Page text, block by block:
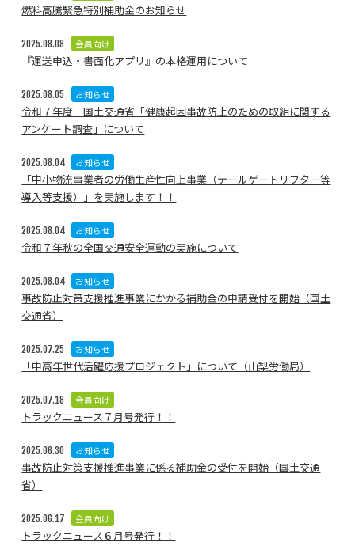
燃料高騰緊急特別補助金のお知らせ
2025.08.08 会員向け
『運送申込・書面化アプリ』の本格運用について
2025.08.05 お知らせ
令和７年度 国土交通省「健康起因事故防止のための取組に関する
アンケート調査」について
2025.08.04 お知らせ
「中小物流事業者の労働生産性向上事業（テールゲートリフター等
導入等支援）」を実施します！！
2025.08.04 お知らせ
令和７年秋の全国交通安全運動の実施について
2025.08.04 お知らせ
事故防止対策支援推進事業にかかる補助金の申請受付を開始（国土
交通省）
2025.07.25 お知らせ
「中高年世代活躍応援プロジェクト」について（山梨労働局）
2025.07.18 会員向け
トラックニュース７月号発行！！
2025.06.30 お知らせ
事故防止対策支援推進事業に係る補助金の受付を開始（国土交通
省）
2025.06.17 会員向け
トラックニュース６月号発行！！